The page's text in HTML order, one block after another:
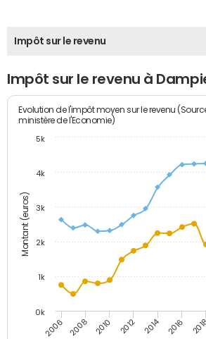
Impôt sur le revenu
Impôt sur le revenu à
Montant (euros)
Evolution de l'impôt moyen sur le revenu
ministère de l'Economie)
2006 2008 2010 2012 2014 2016
0k
1k
2k
3k
4k
5k